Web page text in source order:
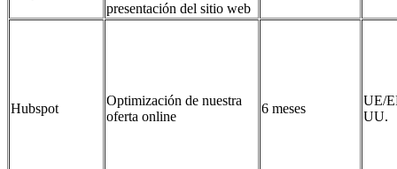
presentación del sitio web
Hubspot
Optimización de nuestra
oferta online
6 meses
UE/
UU.